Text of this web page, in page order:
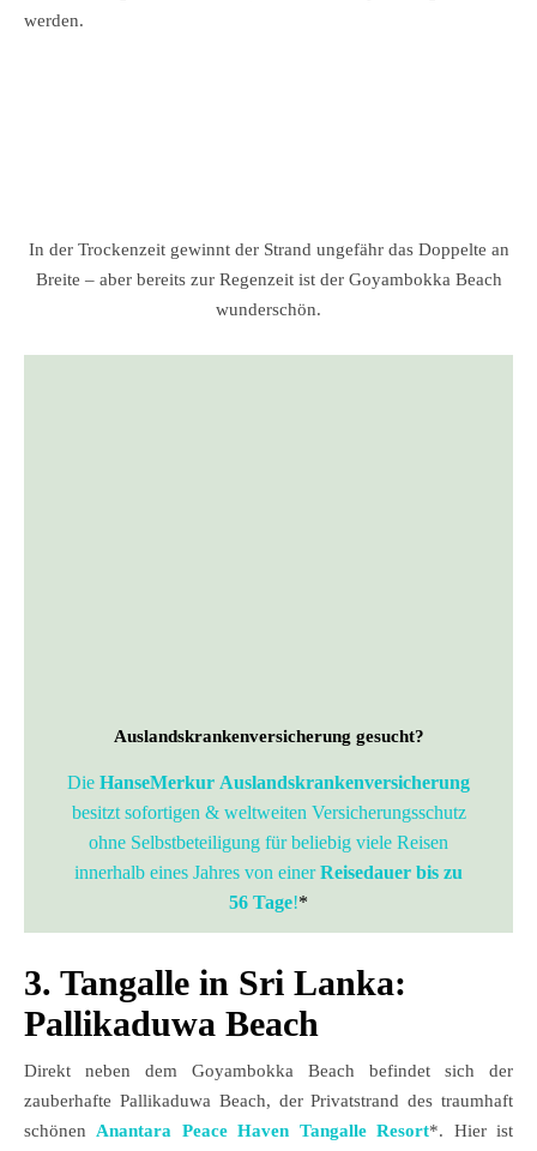
werden.
In der Trockenzeit gewinnt der Strand ungefähr das Doppelte an
Breite – aber bereits zur Regenzeit ist der Goyambokka Beach
wunderschön.
Auslandskrankenversicherung gesucht?
Die HanseMerkur Auslandskrankenversicherung
besitzt sofortigen & weltweiten Versicherungsschutz
ohne Selbstbeteiligung für beliebig viele Reisen
innerhalb eines Jahres von einerReisedauer bis zu
56 Tage!*
3. Tangalle in Sri Lanka:
Pallikaduwa Beach
Direkt neben dem Goyambokka Beach befindet sich der
zauberhafte Pallikaduwa Beach, der Privatstrand des traumhaft
schönen Anantara Peace Haven Tangalle Resort*. Hier ist